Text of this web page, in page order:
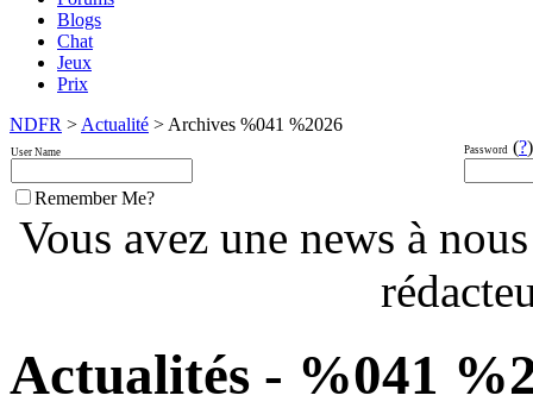
Blogs
Chat
Jeux
Prix
NDFR > Actualité > Archives %041 %2026
User Name Password (?)
Remember Me?
Vous avez une news à
Actualités - %041